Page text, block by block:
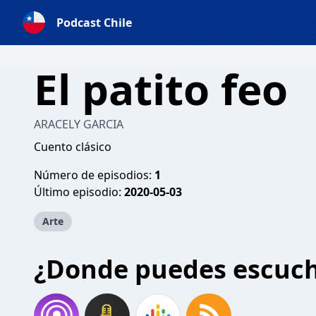
Podcast Chile
El patito feo
ARACELY GARCIA
Cuento clásico
Número de episodios: 1
Último episodio: 2020-05-03
Arte
¿Donde puedes